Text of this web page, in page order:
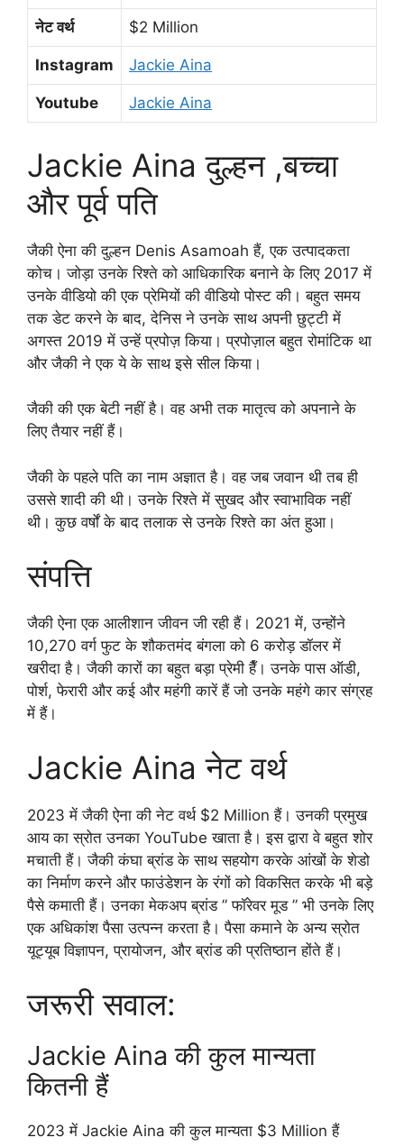
नेट वर्थ $2 Million
Instagram Jackie Aina
Youtube Jackie Aina
Jackie Aina दुल्हन ,बच्चा
और पूर्व पति
जैकी ऐना की दुल्हन Denis Asamoah हैं, एक उत्पादकता
कोच। जोड़ा उनके रिश्ते को आधिकारिक बनाने के लिए 2017 में
उनके वीडियो की एक प्रेमियों की वीडियो पोस्ट की। बहुत समय
तक डेट करने के बाद, देनिस ने उनके साथ अपनी छुट्टी में
अगस्त 2019 में उन्हें प्रपोज़ किया। प्रपोज़ाल बहुत रोमांटिक था
और जैकी ने एक ये के साथ इसे सील किया।
जैकी की एक बेटी नहीं है। वह अभी तक मातृत्व को अपनाने के
लिए तैयार नहीं हैं।
जैकी के पहले पति का नाम अज्ञात है। वह जब जवान थी तब ही
उससे शादी की थी। उनके रिश्ते में सुखद और स्वाभाविक नहीं
थी। कुछ वर्षों के बाद तलाक से उनके रिश्ते का अंत हुआ।
संपत्ति
जैकी ऐना एक आलीशान जीवन जी रही हैं। 2021 में, उन्होंने
10,270 वर्ग फुट के शौकतमंद बंगला को 6 करोड़ डॉलर में
खरीदा है। जैकी कारों का बहुत बड़ा प्रेमी हैँ। उनके पास ऑडी,
पोर्श, फेरारी और कई और महंगी कारें हैं जो उनके महंगे कार संग्रह
में हैं।
Jackie Aina नेट वर्थ
2023 में जैकी ऐना की नेट वर्थ $2 Million हैं। उनकी प्रमुख
आय का स्रोत उनका YouTube खाता है। इस द्वारा वे बहुत शोर
मचाती हैं। जैकी कंघा ब्रांड के साथ सहयोग करके आंखों के शेडो
का निर्माण करने और फाउंडेशन के रंगों को विकसित करके भी बड़े
पैसे कमाती हैं। उनका मेकअप ब्रांड ” फॉरेवर मूड ” भी उनके लिए
एक अधिकांश पैसा उत्पन्न करता है। पैसा कमाने के अन्य स्रोत
यूट्यूब विज्ञापन, प्रायोजन, और ब्रांड की प्रतिष्ठान होंते हैं।
जरूरी सवाल:
Jackie Aina की कुल मान्यता
कितनी हैं
2023 में Jackie Aina की कुल मान्यता $3 Million हैं